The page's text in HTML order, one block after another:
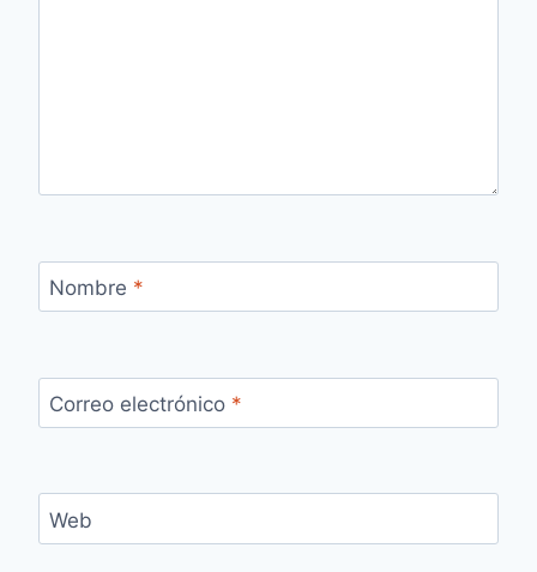
Nombre *
Correo electrónico *
Web